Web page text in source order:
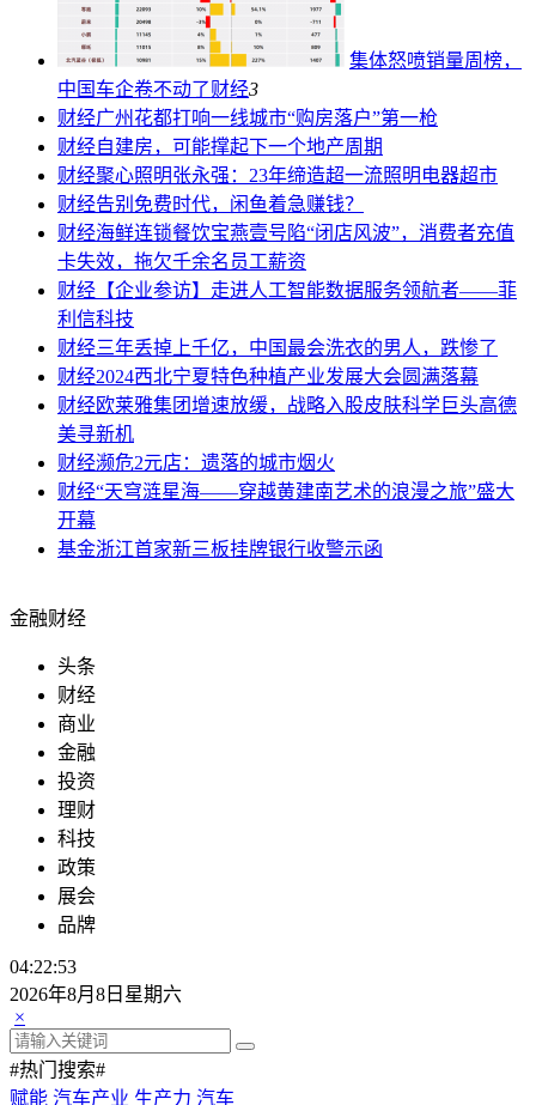
集体怒喷销量周榜，
中国车企卷不动了财经3
财经广州花都打响一线城市“购房落户”第一枪
财经自建房，可能撑起下一个地产周期
财经聚心照明张永强：23年缔造超一流照明电器超市
财经告别免费时代，闲鱼着急赚钱？
财经海鲜连锁餐饮宝燕壹号陷“闭店风波”，消费者充值
卡失效，拖欠千余名员工薪资
财经 【企业参访】走进人工智能数据服务领航者——菲
利信科技
财经三年丢掉上千亿，中国最会洗衣的男人，跌惨了
财经2024西北宁夏特色种植产业发展大会圆满落幕
财经欧莱雅集团增速放缓，战略入股皮肤科学巨头高德
美寻新机
财经濒危2元店：遗落的城市烟火
财经“天穹涟星海——穿越黄建南艺术的浪漫之旅”盛大
开幕
基金浙江首家新三板挂牌银行收警示函
金融财经
头条
财经
商业
金融
投资
理财
科技
政策
展会
品牌
04:22:54
2026年8月8日星期六
×
#热门搜索#
赋能 汽车产业 生产力 汽车